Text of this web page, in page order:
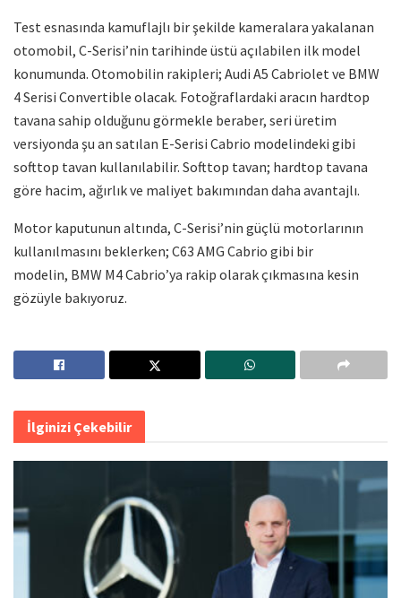
Test esnasında kamuflajlı bir şekilde kameralara yakalanan
otomobil, C-Serisi’nin tarihinde üstü açılabilen ilk model
konumunda. Otomobilin rakipleri; Audi A5 Cabriolet ve BMW
4 Serisi Convertible olacak. Fotoğraflardaki aracın hardtop
tavana sahip olduğunu görmekle beraber, seri üretim
versiyonda şu an satılan E-Serisi Cabrio modelindeki gibi
softtop tavan kullanılabilir. Softtop tavan; hardtop tavana
göre hacim, ağırlık ve maliyet bakımından daha avantajlı.
Motor kaputunun altında, C-Serisi’nin güçlü motorlarının
kullanılmasını beklerken; C63 AMG Cabrio gibi bir
modelin, BMW M4 Cabrio’ya rakip olarak çıkmasına kesin
gözüyle bakıyoruz.
İlginizi Çekebilir